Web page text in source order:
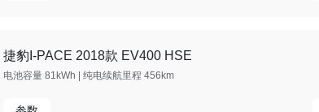
捷豹I-PACE 2018款 EV400 HSE
电池容量 81kWh | 纯电续航里程 456km